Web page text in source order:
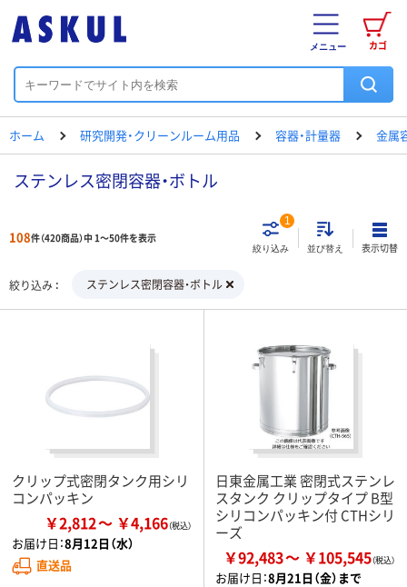
カゴ
メニュー
ホーム 研究開発・クリーンルーム用品 容器・計量器 金属
ステンレス密閉容器・ボトル
108件（420商品）中 1～50件を表示
絞り込み
1
並び替え 表示切替
絞り込み ステンレス密閉容器・ボトル
クリップ式密閉タンク用シリ
コンパッキン
￥2,812 ￥4,166
お届け日：8月12日（水）
直送品
日東金属工業 密閉式ステンレ
スタンク クリップタイプ B型
シリコンパッキン付 CTHシリ
ーズ
￥92,483 ￥105,545
お届け日：8月21日（金）まで